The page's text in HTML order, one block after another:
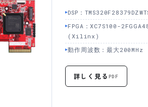
DSP：
FPGA：XC7S100-
(Xilinx)
動作周波数：最大200MHz
詳しく見る PDF